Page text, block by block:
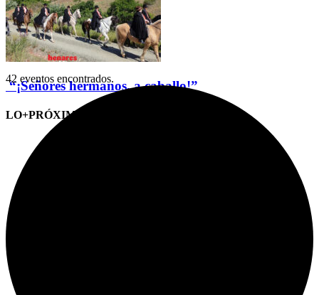
“¡Señores hermanos, a caballo!”
LO+PRÓXIMO (CITAS)
42 eventos encontrados.